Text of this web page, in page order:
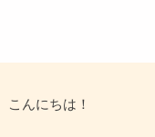
こんにちは！